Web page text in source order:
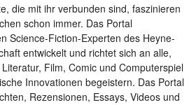
die mit ihr verbunden sind, faszinieren
schon immer. Das Portal
Science-Fiction-Experten des Heyne-
entwickelt und richtet sich an alle,
Film, Comic und Computerspiel
Innovationen begeistern. Das Portal
Rezensionen, Essays, Videos und